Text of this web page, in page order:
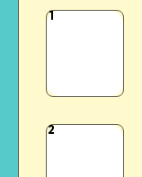
Diferencia
y
Myself:
1
Pronombres
2